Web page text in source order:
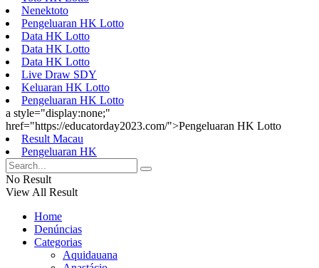
Nenektoto
Pengeluaran HK Lotto
Data HK Lotto
Data HK Lotto
Data HK Lotto
Live Draw SDY
Keluaran HK Lotto
Pengeluaran HK Lotto
a style="display:none;"
href="https://educatorday2023.com/">Pengeluaran HK Lotto
Result Macau
Pengeluaran HK
No Result
View All Result
Home
Denúncias
Categorias
Aquidauana